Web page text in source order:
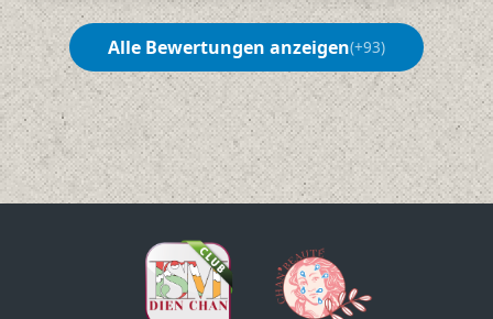
Alle Bewertungen anzeigen(+93)